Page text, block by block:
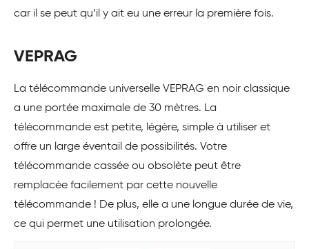
car il se peut qu’il y ait eu une erreur la première fois.
VEPRAG
La télécommande universelle VEPRAG en noir classique
a une portée maximale de 30 mètres. La
télécommande est petite, légère, simple à utiliser et
offre un large éventail de possibilités. Votre
télécommande cassée ou obsolète peut être
remplacée facilement par cette nouvelle
télécommande ! De plus, elle a une longue durée de vie,
ce qui permet une utilisation prolongée.